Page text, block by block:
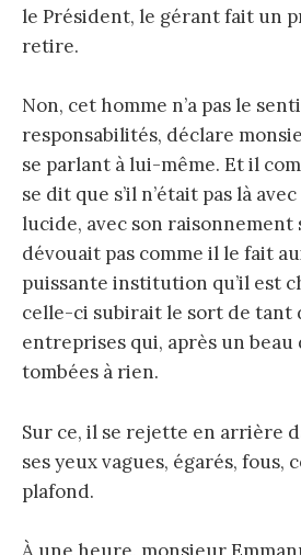
le Président, le gérant fait un
retire.
Non, cet homme n’a pas le
responsabilités, déclare
se parlant à lui-même. Et il
se dit que s’il n’était pas là
lucide, avec son raisonnement
dévouait pas comme il le fait
puissante institution qu’il est
celle-ci subirait le sort de tant
entreprises qui, après un
tombées à rien.
Sur ce, il se rejette en arrière
ses yeux vagues, égarés, fous,
plafond.